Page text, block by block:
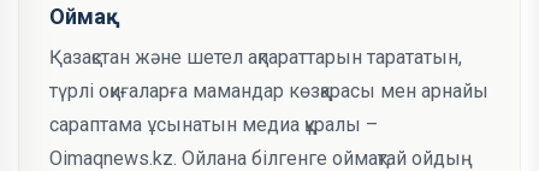
Оймақ
Қазақстан және шетел ақпараттарын тарататын,
түрлі оқиғаларға мамандар көзқарасы мен арнайы
сараптама ұсынатын медиа құралы –
Oimaqnews.kz. Ойлана білгенге оймақтай ойдың